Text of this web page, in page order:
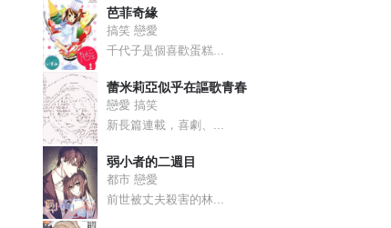
芭菲奇緣
搞笑 戀愛
千代子是個喜歡蛋糕...
蕾米莉亞似乎在謳歌青春
戀愛 搞笑
新長篇連載，喜劇、...
弱小者的二週目
都市 戀愛
前世被丈夫殺害的林...